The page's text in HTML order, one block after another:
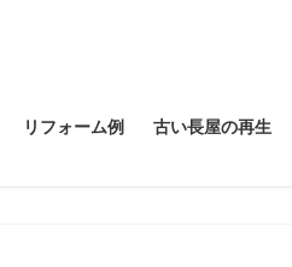
リフォーム例 古い長屋の再生